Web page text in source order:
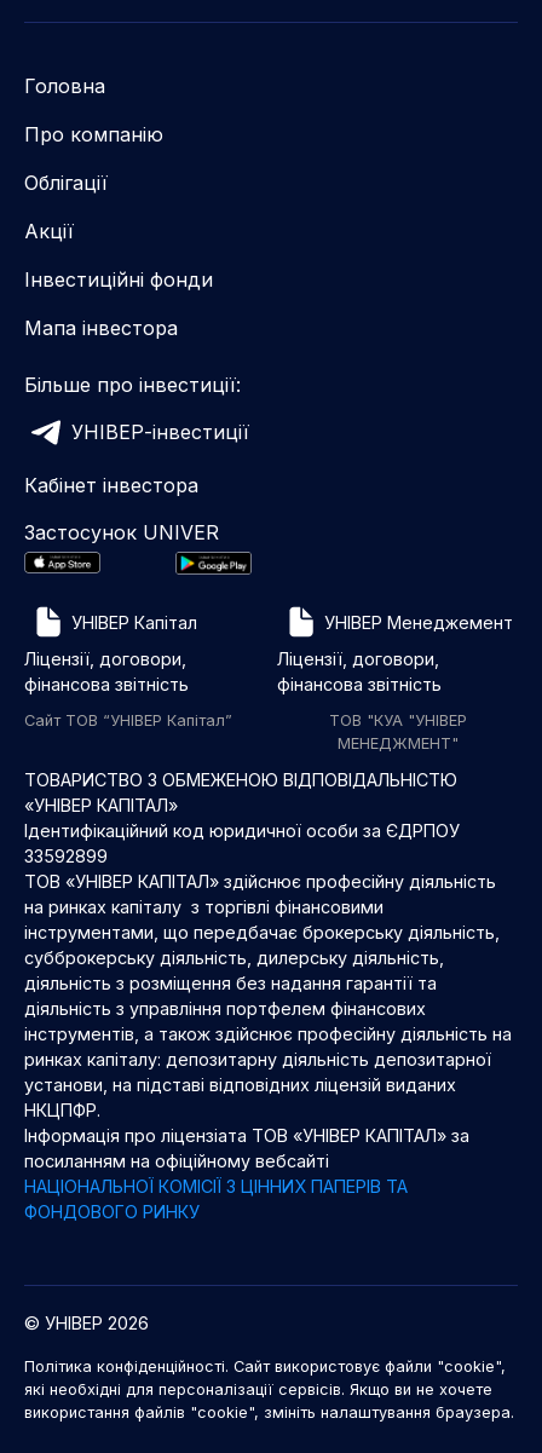
Головна
Про компанію
Облігації
Акції
Інвестиційні фонди
Мапа інвестора
Більше про інвестиції:
УНІВЕР-інвестиції
Кабінет інвестора
Застосунок UNIVER
УНІВЕР Капітал
Ліцензії, договори,
фінансова звітність
Сайт ТОВ “УНІВЕР Капітал”
УНІВЕР Менеджемент
Ліцензії, договори,
фінансова звітність
ТОВ "КУА "УНІВЕР
МЕНЕДЖМЕНТ"
ТОВАРИСТВО З ОБМЕЖЕНОЮ ВІДПОВІДАЛЬНІСТЮ
«УНІВЕР КАПІТАЛ»
Ідентифікаційний код юридичної особи за ЄДРПОУ
33592899
ТОВ «УНІВЕР КАПІТАЛ» здійснює професійну діяльність
на ринках капіталу з торгівлі фінансовими
інструментами, що передбачає брокерську діяльність,
субброкерську діяльність, дилерську діяльність,
діяльність з розміщення без надання гарантії та
діяльність з управління портфелем фінансових
інструментів, а також здійснює професійну діяльність на
ринках капіталу: депозитарну діяльність депозитарної
установи, на підставі відповідних ліцензій виданих
НКЦПФР.
Інформація про ліцензіата ТОВ «УНІВЕР КАПІТАЛ» за
посиланням на офіційному вебсайті
НАЦІОНАЛЬНОЇ КОМІСІЇ З ЦІННИХ ПАПЕРІВ ТА
ФОНДОВОГО РИНКУ
© УНІВЕР 2026
Політика конфіденційності. Сайт використовує файли "cookie",
які необхідні для персоналізації сервісів. Якщо ви не хочете
використання файлів "cookie", змініть налаштування браузера.